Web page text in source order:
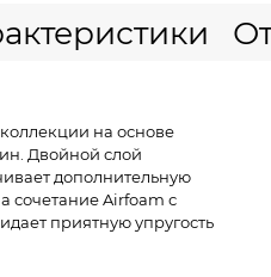
на основе
Двойной слой
дополнительную
сочетание Airfoam с
приятную упругость